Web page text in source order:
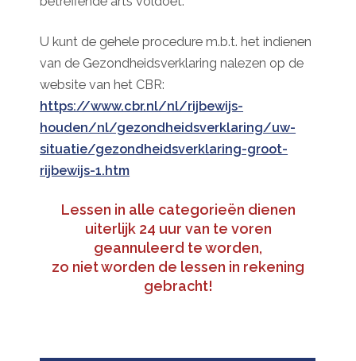
U kunt de gehele procedure m.b.t. het indienen
van de Gezondheidsverklaring nalezen op de
website van het CBR:
https://www.cbr.nl/nl/rijbewijs-
houden/nl/gezondheidsverklaring/uw-
situatie/gezondheidsverklaring-groot-
rijbewijs-1.htm
Lessen in alle categorieën dienen
uiterlijk 24 uur van te voren
geannuleerd te worden,
zo niet worden de lessen in rekening
gebracht!